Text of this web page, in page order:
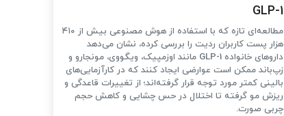
GLP-1
مطالعه‌ای تازه که با استفاده از هوش مصنوعی بیش از ۴۱۰
هزار پست کاربران ردیت را بررسی کرده، نشان می‌دهد
داروهای خانواده GLP-1 مانند اوزمپیک، ویگووی، مونجارو و
زپ‌باند ممکن است عوارضی ایجاد کنند که در کارآزمایی‌های
بالینی کمتر مورد توجه قرار گرفته‌اند؛ از تغییرات قاعدگی و
ریزش مو گرفته تا اختلال در حس چشایی و کاهش حجم
چربی صورت.